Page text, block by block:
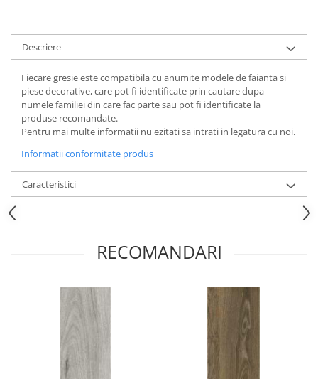
Descriere
Fiecare gresie este compatibila cu anumite modele de faianta si
piese decorative, care pot fi identificate prin cautare dupa
numele familiei din care fac parte sau pot fi identificate la
produse recomandate.
Pentru mai multe informatii nu ezitati sa intrati in legatura cu noi.
Informatii conformitate produs
Caracteristici
RECOMANDARI